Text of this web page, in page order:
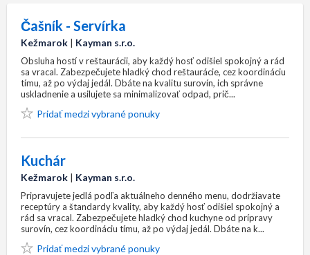
Čašník - Servírka
Kežmarok | Kayman s.r.o.
Obsluha hostí v reštaurácii, aby každý hosť odišiel spokojný a rád
sa vracal. Zabezpečujete hladký chod reštaurácie, cez koordináciu
tímu, až po výdaj jedál. Dbáte na kvalitu surovín, ich správne
uskladnenie a usilujete sa minimalizovať odpad, prič...
Pridať medzi vybrané ponuky
Kuchár
Kežmarok | Kayman s.r.o.
Pripravujete jedlá podľa aktuálneho denného menu, dodržiavate
receptúry a štandardy kvality, aby každý hosť odišiel spokojný a
rád sa vracal. Zabezpečujete hladký chod kuchyne od prípravy
surovín, cez koordináciu tímu, až po výdaj jedál. Dbáte na k...
Pridať medzi vybrané ponuky